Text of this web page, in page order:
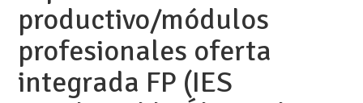
productivo/módulos
profesionales oferta
integrada FP (IES